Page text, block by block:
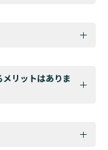
リットはありま